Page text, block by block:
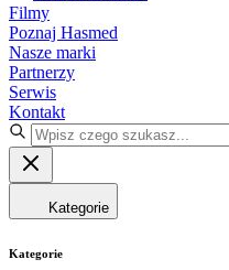
Filmy
Poznaj Hasmed
Nasze marki
Partnerzy
Serwis
Kontakt
Kategorie
Kategorie